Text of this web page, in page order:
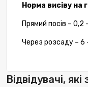
Норма висіву на
Прямий посів – 0,2
Через розсаду – 6
Відвідувачі,